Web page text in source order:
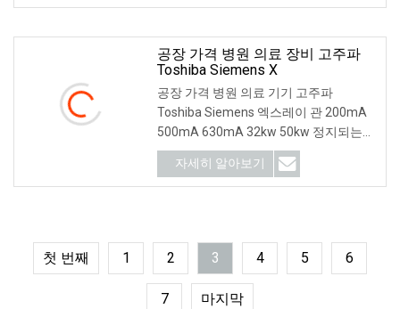
공장 가격 병원 의료 장비 고주파
Toshiba Siemens X
공장 가격 병원 의료 기기 고주파
Toshiba Siemens 엑스레이 관 200mA
500mA 630mA 32kw ​​50kw 정지되는
디지털 엑스레이 의학 엑스레이 기계 특
징: 엑스레이 기계는 설치됩니다
자세히 알아보기
첫 번째 1 2 3 4 5 6
7 마지막